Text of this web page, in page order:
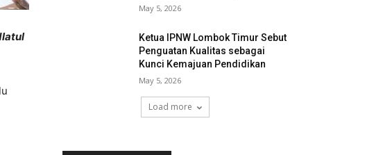
May 5, 2026
Ketua IPNW Lombok Timur Sebut
Penguatan Kualitas sebagai
Kunci Kemajuan Pendidikan
May 5, 2026
Load more